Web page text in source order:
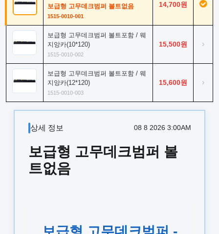
보급형 고무데크범퍼 볼트없음
1515-0010-001
14,700원
보급형 고무데크범퍼 볼트포함 / 웨
지앙카(10*120)
1515-0010-002
15,500원 ›
보급형 고무데크범퍼 볼트포함 / 웨
지앙카(12*120)
1515-0010-003
15,600원 ›
상세 정보 08 8 2026 3:00AM
보급형 고무데크범퍼 볼
트없음